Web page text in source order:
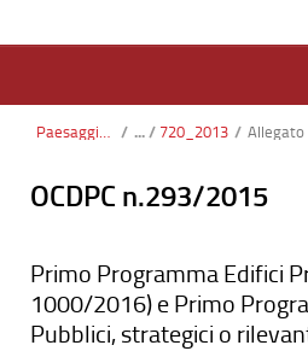
Paesaggio, Territorio, Urbanistica / 720_2013 /
OCDPC n.293/2015
Primo Programma Edifici
1000/2016) e Primo
Pubblici, strategici o